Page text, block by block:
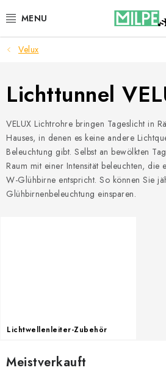
Inhalt
DACHFENSTER
DACHBODENTREPPE
BAU
BLOG
Velux
Lichttunnel
VELUX Lichtrohre bringen Tageslicht in
Hauses, in denen es keine andere
Beleuchtung gibt. Selbst an bewölkten
Raum mit einer Intensität beleuchten,
W-Glühbirne entspricht. So können Sie
Glühbirnenbeleuchtung einsparen.
Lichtwellenleiter-Zubehör
Meistverkauft